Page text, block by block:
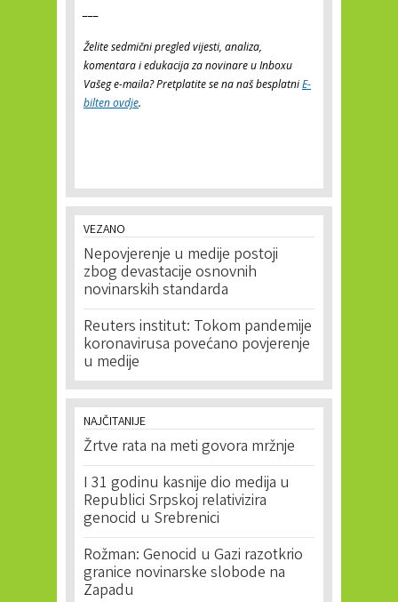
Želite sedmični pregled vijesti, analiza,
komentara i edukacija za novinare u Inboxu
Vašeg e-maila? Pretplatite se na naš besplatniE-
bilten ovdje.
VEZANO
Nepovjerenje u medije postoji
zbog devastacije osnovnih
novinarskih standarda
Reuters institut: Tokom pandemije
koronavirusa povećano povjerenje
u medije
NAJČITANIJE
Žrtve rata na meti govora mržnje
I 31 godinu kasnije dio medija u
Republici Srpskoj relativizira
genocid u Srebrenici
Rožman: Genocid u Gazi razotkrio
granice novinarske slobode na
Zapadu